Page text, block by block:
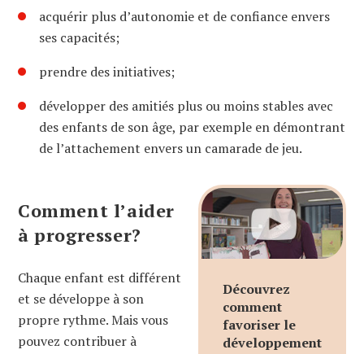
acquérir plus d’autonomie et de confiance envers
ses capacités;
prendre des initiatives;
développer des amitiés plus ou moins stables avec
des enfants de son âge, par exemple en démontrant
de l’attachement envers un camarade de jeu.
Découvrez
comment
favoriser le
développement
Comment l’aider
à progresser?
Chaque enfant est différent
et se développe à son
propre rythme. Mais vous
pouvez contribuer à